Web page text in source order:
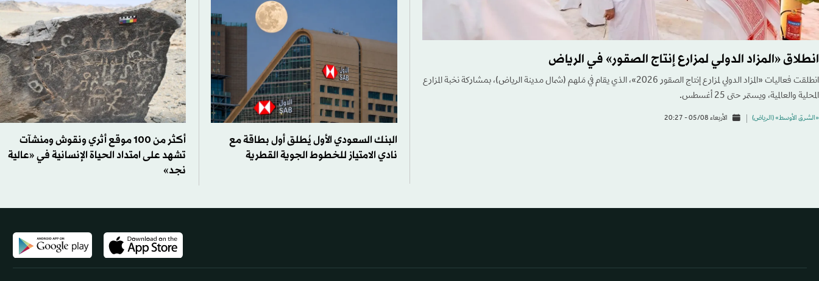
انطلاق «المزاد الدولي لمزارع إنتاج الصقور» في الرياض
انطلقت فعاليات «المزاد الدولي لمزارع إنتاج الصقور 2026»، الذي يقام في مَلهم (شمال مدينة الرياض)، بمشاركة نخبة المزارع
المحلية والعالمية، ويستمر حتى 25 أغسطس.
«الشرق الأوسط» (الرياض) الأربعاء 05/08 - 20:27
البنك السعودي الأول يُطلق أول بطاقة مع
نادي الامتياز للخطوط الجوية القطرية
أكثر من 100 موقع أثري ونقوش ومنشآت
تشهد على امتداد الحياة الإنسانية في «عالية
نجد»